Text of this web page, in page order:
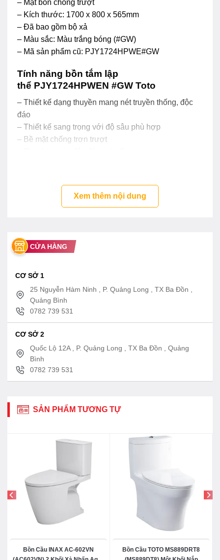
– Mặt bồn chống trượt
– Kích thước: 1700 x 800 x 565mm
– Đã bao gồm bộ xả
– Màu sắc: Màu trắng bóng (#GW)
– Mã sản phẩm cũ: PJY1724HPWE#GW
Tính năng bồn tắm lập
thể PJY1724HPWEN #GW Toto
– Thiết kế dạng thuyền mang nét truyền thống, độc
đáo
– Thiết kế sang trọng với độ sâu phù hợp
– Bề mặt chống trơn trượt
Xem thêm nội dung
CỬA HÀNG
CƠ SỞ 1
25 Nguyễn Hàm Ninh , P. Quảng Long , TX Ba Đồn ,
Quảng Bình
0782 739 531
CƠ SỞ 2
Quốc Lộ 12A , P. Quảng Long , TX Ba Đồn , Quảng
Bình
0782 739 531
SẢN PHẨM TƯƠNG TỰ
Bồn Cầu INAX AC-602VN
Bồn Cầu TOTO MS889DRT8